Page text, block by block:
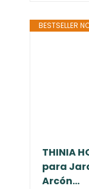
BESTSELLER
THINIA
para
Arcón...